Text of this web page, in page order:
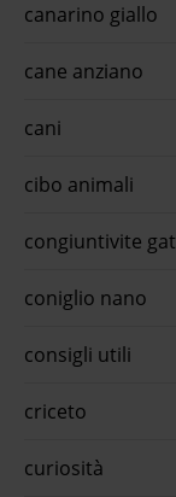
canarino giallo
cane anziano
cani
cibo animali
congiuntivite
coniglio nano
consigli utili
criceto
curiosità